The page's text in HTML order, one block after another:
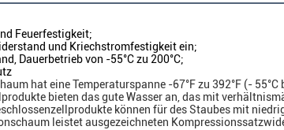
Feuerfestigkeit;
und Kriechstromfestigkeit ein;
Dauerbetrieb von -55°C zu 200°C;
hat eine Temperaturspanne -67°F zu 392°F (- 55°C
bieten das gute Wasser an, das mit
können für des Staubes mit
leistet ausgezeichneten